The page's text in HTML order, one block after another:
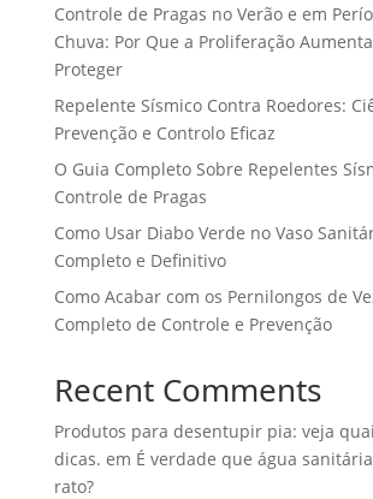
Controle de Pragas no Verão e em
Chuva: Por Que a Proliferação
Proteger
Repelente Sísmico Contra Roedores:
Prevenção e Controlo Eficaz
O Guia Completo Sobre Repelentes
Controle de Pragas
Como Usar Diabo Verde no Vaso
Completo e Definitivo
Como Acabar com os Pernilongos de
Completo de Controle e Prevenção
Recent Comments
Produtos para desentupir pia: veja
dicas. em É verdade que água
rato?